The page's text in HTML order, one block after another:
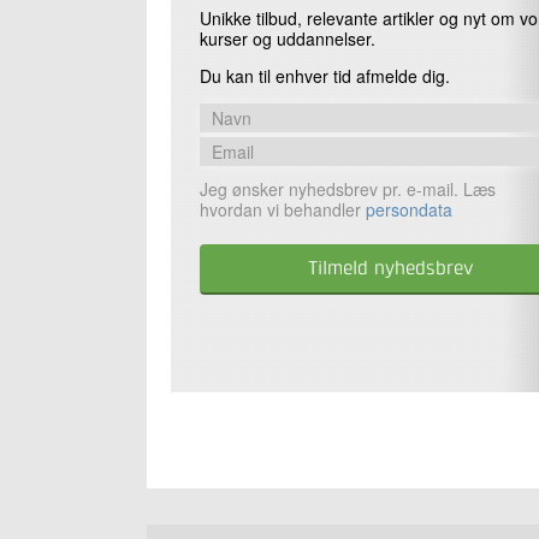
Unikke tilbud, relevante artikler og nyt om
kurser og uddannelser.
Du kan til enhver tid afmelde dig.
Jeg ønsker nyhedsbrev pr. e-mail. Læs
hvordan vi behandler persondata